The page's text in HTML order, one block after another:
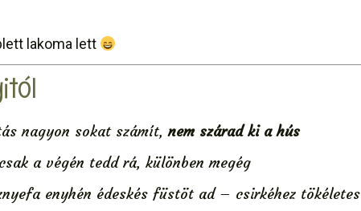
lakoma lett
nagyon sokat számít,nem szárad ki a hús
a végén tedd rá, különben megég
enyhén édeskés füstöt ad – csirkéhez tökéletes